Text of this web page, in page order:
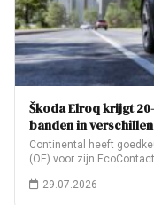
Škoda Elroq krijgt
banden in
Continental heeft
(OE) voor zijn
29.07.2026